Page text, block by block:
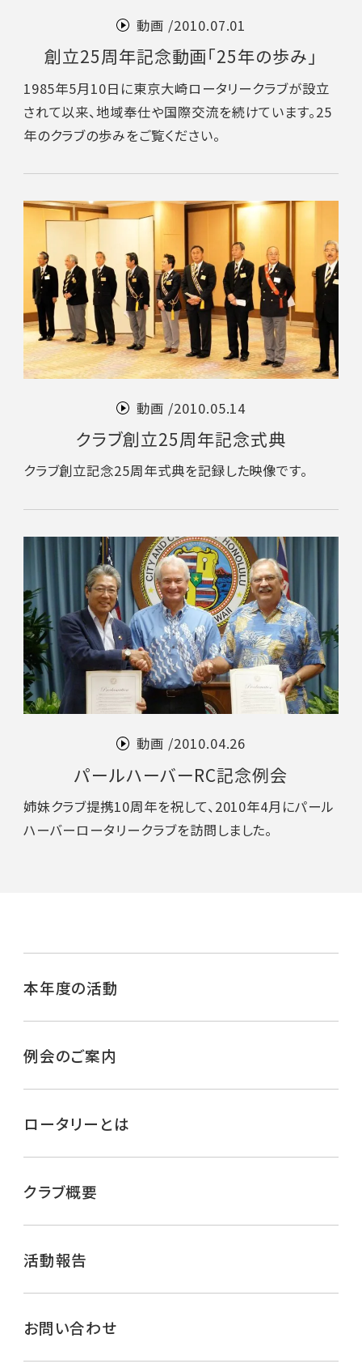
動画 /2010.07.01
創立25周年記念動画「25年の歩み」
1985年5月10日に東京大崎ロータリークラブが設立
されて以来、地域奉仕や国際交流を続けています。25
年のクラブの歩みをご覧ください。
動画 /2010.05.14
クラブ創立25周年記念式典
クラブ創立記念25周年式典を記録した映像です。
動画 /2010.04.26
パールハーバーRC記念例会
姉妹クラブ提携10周年を祝して、2010年4月にパール
ハーバーロータリークラブを訪問しました。
本年度の活動
例会のご案内
ロータリーとは
クラブ概要
活動報告
お問い合わせ